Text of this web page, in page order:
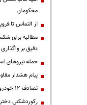
محکومان
از التماس تا
مطالبه برای
دقیق بر واگذاری
حمله نیروهای
پیام هشدار
تصادف ۱۲ خودرو در محور یاسوج ـ اصفهان
رکوردشکنی